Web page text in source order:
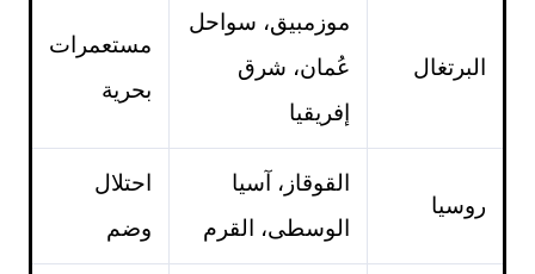
البرتغال
موزمبيق، سواحل
عُمان، شرق
إفريقيا
مستعمرات
بحرية
روسيا
القوقاز، آسيا
الوسطى، القرم
احتلال
وضم